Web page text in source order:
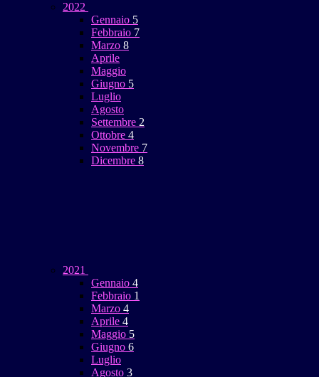
2022
Gennaio 5
Febbraio 7
Marzo 8
Aprile
Maggio
Giugno 5
Luglio
Agosto
Settembre 2
Ottobre 4
Novembre 7
Dicembre 8
2021
Gennaio 4
Febbraio 1
Marzo 4
Aprile 4
Maggio 5
Giugno 6
Luglio
Agosto 3